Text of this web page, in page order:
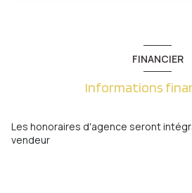
FINANCIER
Informations
Les honoraires d'agence seront
vendeur